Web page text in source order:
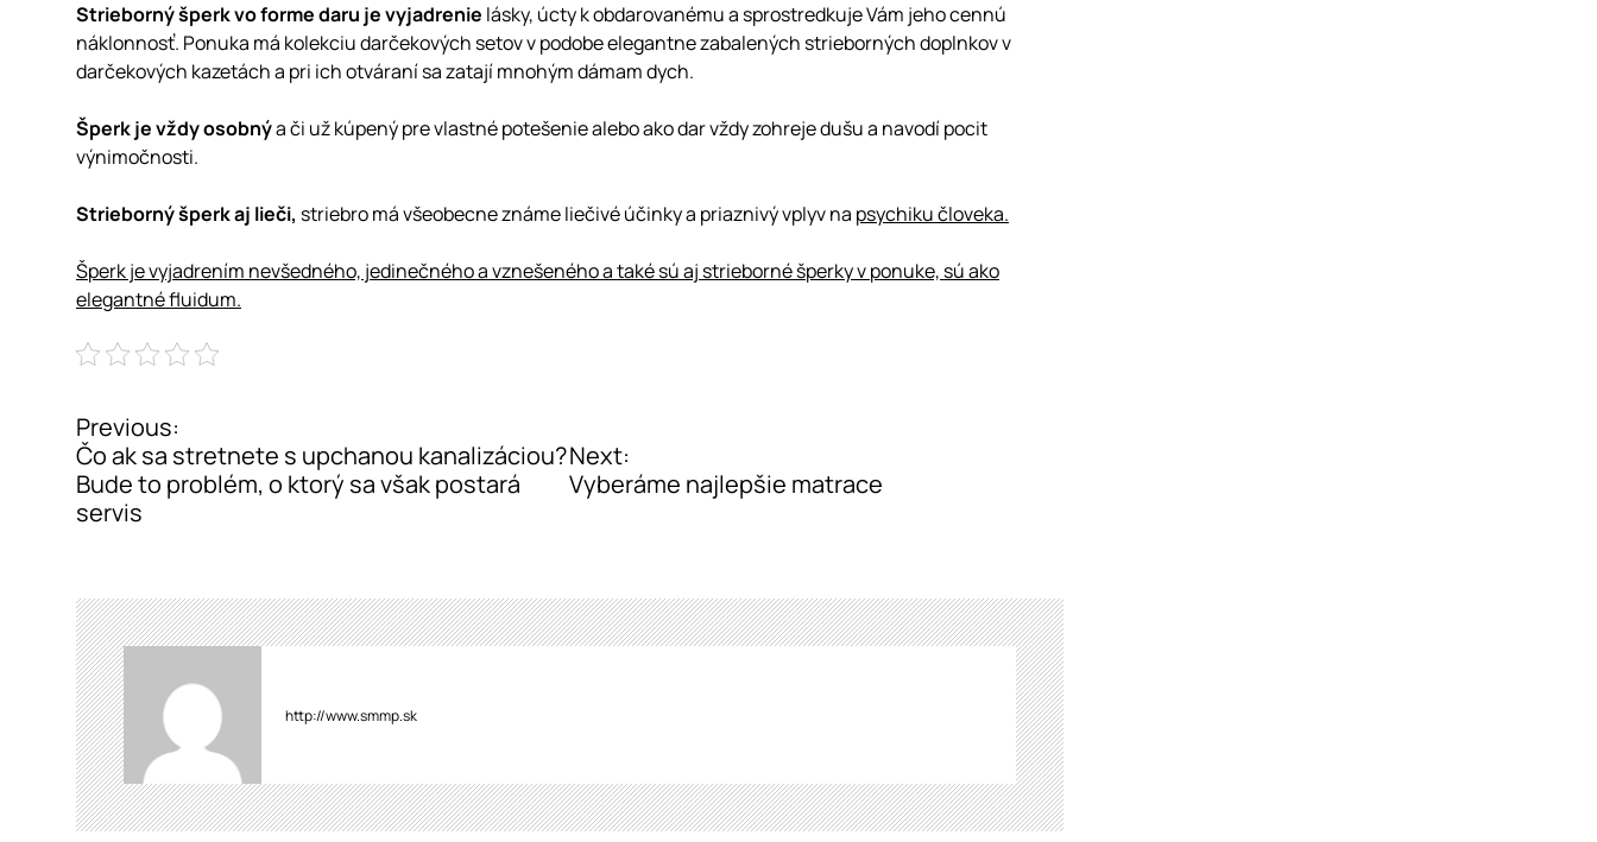
Strieborný šperk vo forme daru je vyjadrenie lásky, úcty k obdarovanému a sprostredkuje Vám jeho cennú
náklonnosť. Ponuka má kolekciu darčekových setov v podobe elegantne zabalených strieborných doplnkov v
darčekových kazetách a pri ich otváraní sa zatají mnohým dámam dych.
Šperk je vždy osobnýa či už kúpený pre vlastné potešenie alebo ako dar vždy zohreje dušu a navodí pocit
výnimočnosti.
Strieborný šperk aj lieči, striebro má všeobecne známe liečivé účinky a priaznivý vplyv na psychiku človeka.
Šperk je vyjadrením nevšedného, jedinečného a vznešeného a také sú aj strieborné šperky v ponuke, sú ako
elegantné fluidum.
P
o
s
n
a
v
i
g
a
Previous:
Čo ak sa stretnete s upchanou kanalizáciou?
Bude to problém, o ktorý sa však postará
servis
Next:
Vyberáme najlepšie matrace
http://www.smmp.sk